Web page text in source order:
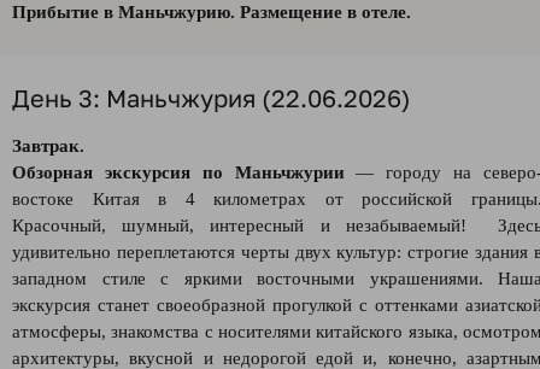
Прибытие в Маньчжурию. Размещение в отеле.
День 3: Маньчжурия (22.06.2026)
Завтрак.
Обзорная экскурсия по Маньчжурии — городу на
востоке Китая в 4 километрах от российской
Красочный, шумный, интересный и незабываемый!
удивительно переплетаются черты двух культур: строгие здания
западном стиле с яркими восточными украшениями.
экскурсия станет своеобразной прогулкой с оттенками
атмосферы, знакомства с носителями китайского языка,
архитектуры, вкусной и недорогой едой и, конечно,